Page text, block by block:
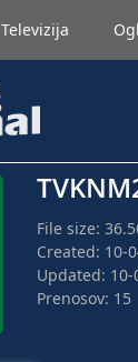
Televizija
File size:
Created: 10-
Updated: 10-
Prenosov: 15